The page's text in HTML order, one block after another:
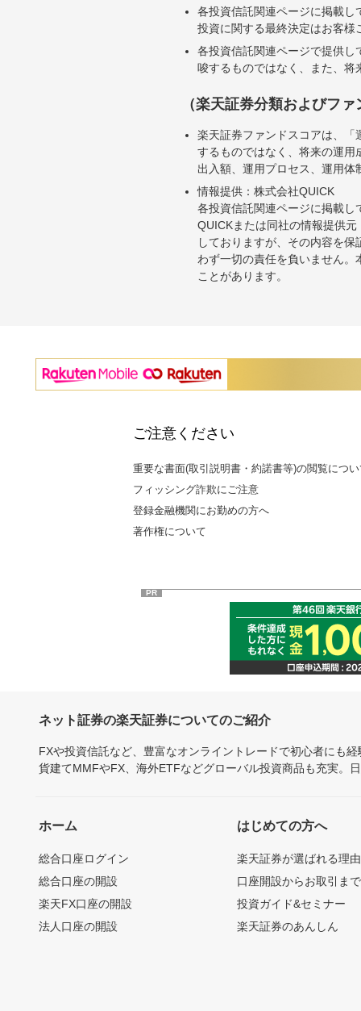
各投資信託関連ページに掲載
投資に関する最終決定はお客
各投資信託関連ページで提供
唆するものではなく、また、
（楽天証券分類およびフ
楽天証券ファンドスコアは、
するものではなく、将来の運
出入額、運用プロセス、運用
情報提供：株式会社QUICK
各投資信託関連ページに掲載
QUICKまたは同社の情報提供
しておりますが、その内容を
わず一切の責任を負いません
ことがあります。
ご注意ください
重要な書面(取引説明書・約諾書等)の閲覧につ
フィッシング詐欺にご注意
登録金融機関にお勤めの方へ
著作権について
PR
ネット証券の楽天証券についてのご紹介
FXや投資信託など、豊富なオンライントレードで初心者にも
貨建てMMFやFX、海外ETFなどグローバル投資商品も充実。
ホーム
総合口座ログイン
総合口座の開設
楽天FX口座の開設
法人口座の開設
はじめての方へ
楽天証券が選ばれる理由
口座開設からお取引ま
投資ガイド&セミナー
楽天証券のあんしん